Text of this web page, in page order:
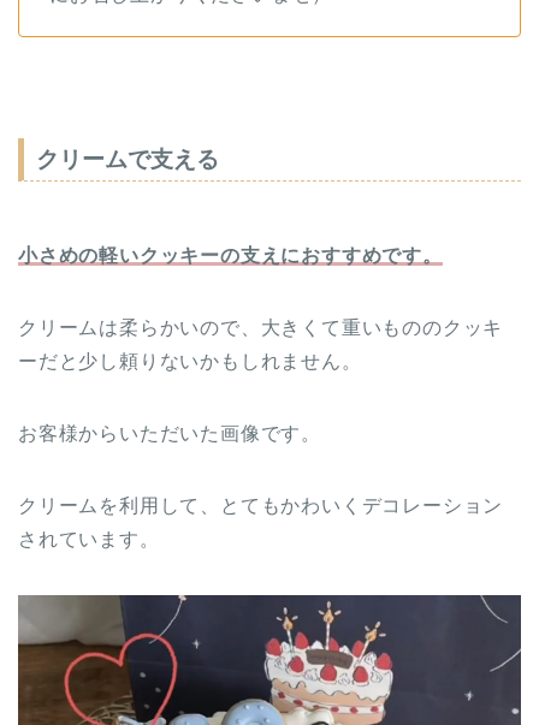
クリームで支える
小さめの軽いクッキーの支えにおすすめです。
クリームは柔らかいので、大きくて重いもののクッキ
ーだと少し頼りないかもしれません。
お客様からいただいた画像です。
クリームを利用して、とてもかわいくデコレーション
されています。